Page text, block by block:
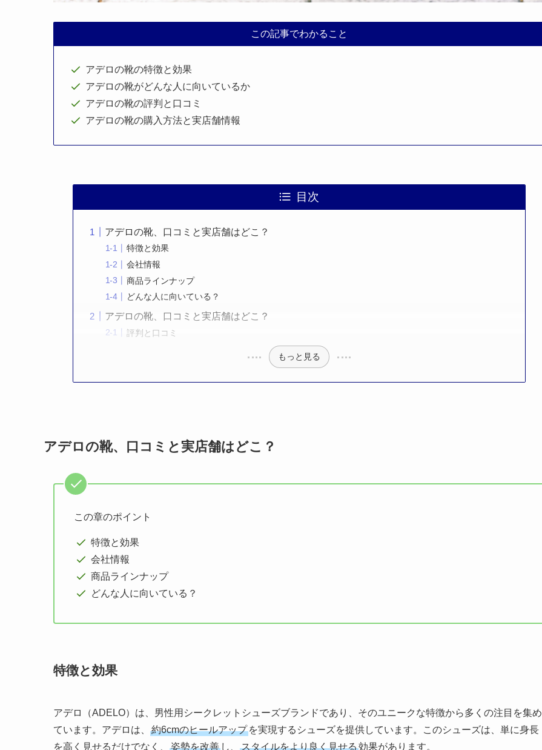
この記事でわかること
アデロの靴の特徴と効果
アデロの靴がどんな人に向いているか
アデロの靴の評判と口コミ
アデロの靴の購入方法と実店舗情報
目次
アデロの靴、口コミと実店舗はどこ？
特徴と効果
会社情報
商品ラインナップ
どんな人に向いている？
アデロの靴、口コミと実店舗はどこ？
評判と口コミ
もっと見る
アデロの靴、口コミと実店舗はどこ？
この章のポイント
特徴と効果
会社情報
商品ラインナップ
どんな人に向いている？
特徴と効果
アデロ（ADELO）は、男性用シークレットシューズブランドであり、そのユニークな特徴から多くの注目を集め
ています。アデロは、
約6cmのヒールアップ を実現するシューズを提供しています。このシューズは、単に身長
を高く見せるだけでなく、
姿勢を改善 し、 スタイルをより良く見せる効果があります。